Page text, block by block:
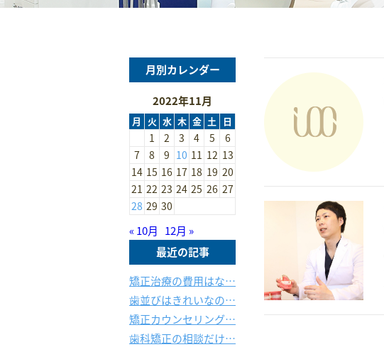
月別カレンダー
2022年11月
月 火 水 木 金 土 日
1 2 3 4 5
6
7
8 9 10 11 12 13
14 15 16 17 18 19 20
21 22 23 24 25 26 27
28 29 30
« 10月 12月 »
最近の記事
矯正治療の費用はな…
歯並びはきれいなの…
矯正カウンセリング…
歯科矯正の相談だけ…